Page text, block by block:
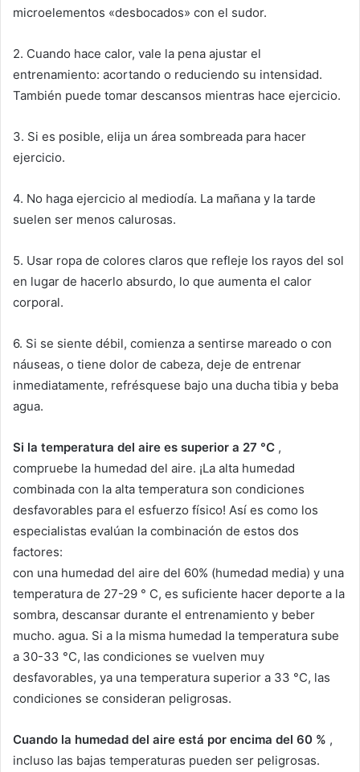
microelementos «desbocados» con el sudor.
2. Cuando hace calor, vale la pena ajustar el
entrenamiento: acortando o reduciendo su intensidad.
También puede tomar descansos mientras hace ejercicio.
3. Si es posible, elija un área sombreada para hacer
ejercicio.
4. No haga ejercicio al mediodía. La mañana y la tarde
suelen ser menos calurosas.
5. Usar ropa de colores claros que refleje los rayos del sol
en lugar de hacerlo absurdo, lo que aumenta el calor
corporal.
6. Si se siente débil, comienza a sentirse mareado o con
náuseas, o tiene dolor de cabeza, deje de entrenar
inmediatamente, refrésquese bajo una ducha tibia y beba
agua.
Si la temperatura del aire es superior a 27 °C ,
compruebe la humedad del aire. ¡La alta humedad
combinada con la alta temperatura son condiciones
desfavorables para el esfuerzo físico! Así es como los
especialistas evalúan la combinación de estos dos
factores:
con una humedad del aire del 60% (humedad media) y una
temperatura de 27-29 ° C, es suficiente hacer deporte a la
sombra, descansar durante el entrenamiento y beber
mucho. agua. Si a la misma humedad la temperatura sube
a 30-33 °C, las condiciones se vuelven muy
desfavorables, ya una temperatura superior a 33 °C, las
condiciones se consideran peligrosas.
Cuando la humedad del aire está por encima del 60 % ,
incluso las bajas temperaturas pueden ser peligrosas.